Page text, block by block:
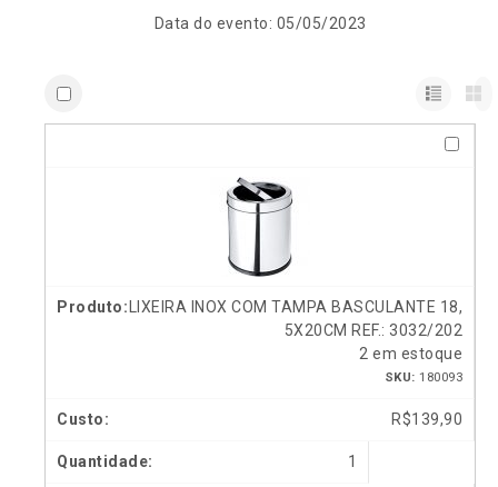
Data do evento: 05/05/2023
LIXEIRA INOX COM TAMPA BASCULANTE 18,
5X20CM REF.: 3032/202
2 em estoque
SKU: 180093
R$139,90
1